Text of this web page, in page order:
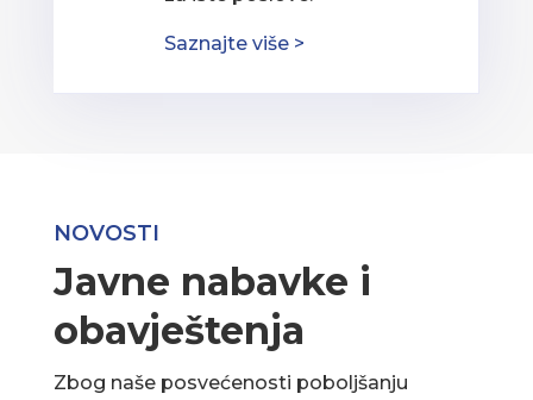
Saznajte više >
NOVOSTI
Javne nabavke i
obavještenja
Zbog naše posvećenosti poboljšanju